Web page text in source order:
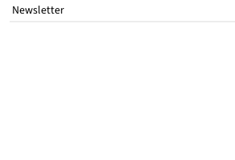
Newsletter